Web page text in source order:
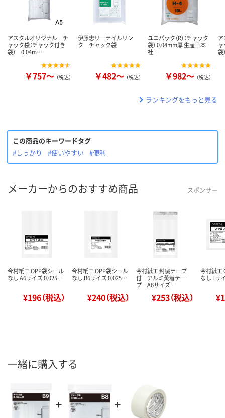
アスクルオリジナル チ
ャック袋（チャック付き
袋） 0.04m…
￥757～ （税込）
伊藤忠リーテイルリン
ク チャック袋
￥482～ （税込）
ユニパック（R）（チャック
袋） 0.04mm厚 生産日本
社 …
￥982～ （税込）
ャ
ランキングをもっと見る
この商品のキーワードタグ
#しっかり
#使いやすい #便利
メーカーからのおすすめ商品 スポンサー
今村紙工 OPP袋シール
なし A6サイズ 0.025…
¥196（税込）
今村紙工 OPP袋シール
なし B6サイズ 0.025…
¥240（税込）
今村紙工 封緘テープ
付 アルミ蒸着テー
プ A6サイズ…
¥253（税込）
今村紙工
なし Lサ
一緒に購入する